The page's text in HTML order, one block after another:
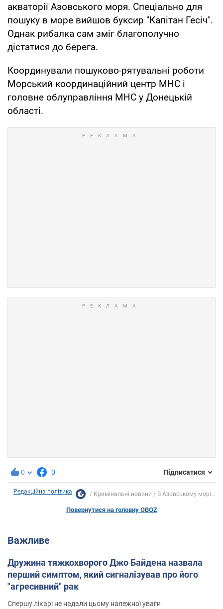
акваторії Азовського моря. Спеціально для
пошуку в море вийшов буксир "Капітан Гесіч".
Однак рибалка сам зміг благополучно
дістатися до берега.
Координували пошуково-рятувальні роботи
Морський координаційний центр МНС і
головне облуправління МНС у Донецькій
області.
0 0 Підписатися
Редакційна політика Кримінальні новини В Азовському морі...
Повернутися на головну OBOZ
Важливе
Дружина тяжкохворого Джо Байдена назвала
перший симптом, який сигналізував про його
"агресивний" рак
Спершу лікарі не надали цьому належної уваги